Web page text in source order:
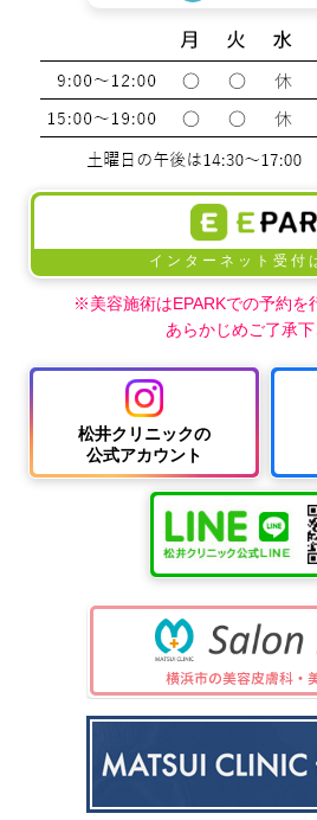
インターネット受付
※美容施術はEPARKでの予約を
あらかじめご了承下
松井クリニックの
公式アカウント